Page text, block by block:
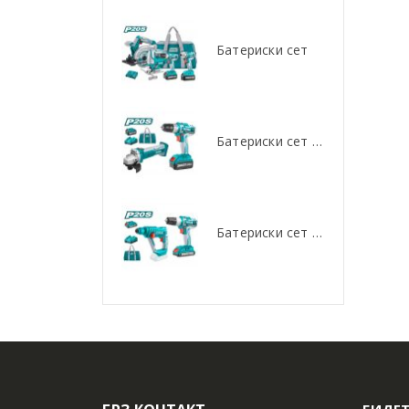
Батериски сет
Батериски сет Брусалица и Бормашина 20V
Батериски сет Ротирачки Чекан и Бормашина 20V